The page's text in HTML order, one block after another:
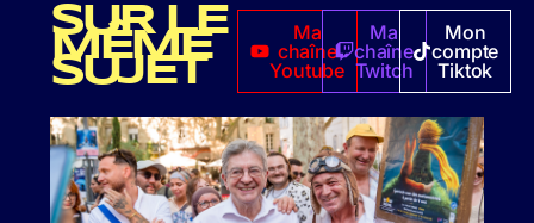
SUR LE
MÊME
SUJET
Ma
chaîne
Youtube
Ma
chaîne
Twitch
Mon
compte
Tiktok